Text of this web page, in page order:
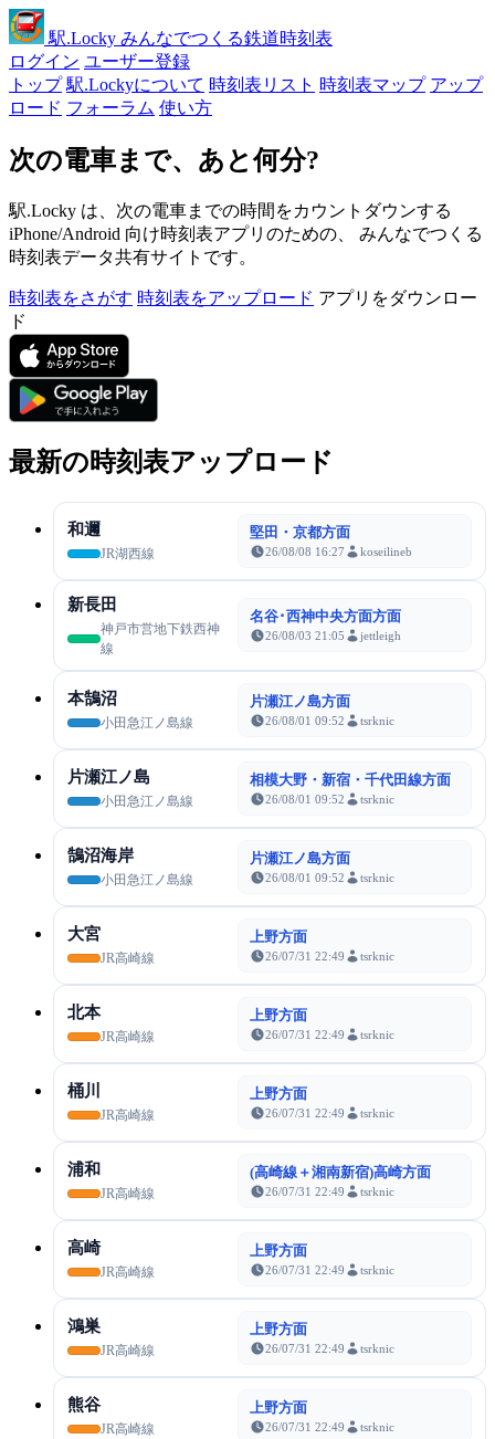
駅.Locky みんなでつくる鉄道時刻表
ログイン ユーザー登録
トップ 駅.Lockyについて 時刻表リスト 時刻表マップ アップ
ロード フォーラム 使い方
次の電車まで、あと何分?
駅.Locky は、次の電車までの時間をカウントダウンする
iPhone/Android 向け時刻表アプリのための、 みんなでつくる
時刻表データ共有サイトです。
時刻表をさがす 時刻表をアップロード アプリをダウンロー
ド
最新の時刻表アップロード
和邇
JR湖西線
堅田・京都方面
26/08/08 16:27 koseilineb
新長田
神戸市営地下鉄西神
線
名谷･西神中央方面方面
26/08/03 21:05 jettleigh
本鵠沼
小田急江ノ島線
片瀬江ノ島方面
26/08/01 09:52 tsrknic
片瀬江ノ島
小田急江ノ島線
相模大野・新宿・千代田線方面
26/08/01 09:52 tsrknic
鵠沼海岸
小田急江ノ島線
片瀬江ノ島方面
26/08/01 09:52 tsrknic
大宮
JR高崎線
上野方面
26/07/31 22:49 tsrknic
北本
JR高崎線
上野方面
26/07/31 22:49 tsrknic
桶川
JR高崎線
上野方面
26/07/31 22:49 tsrknic
浦和
JR高崎線
(高崎線＋湘南新宿)高崎方面
26/07/31 22:49 tsrknic
高崎
JR高崎線
上野方面
26/07/31 22:49 tsrknic
鴻巣
JR高崎線
上野方面
26/07/31 22:49 tsrknic
熊谷
JR高崎線
上野方面
26/07/31 22:49 tsrknic